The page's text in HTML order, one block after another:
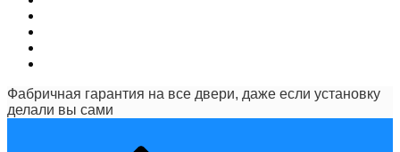
Фабричная гарантия на все двери, даже если установку
делали вы сами